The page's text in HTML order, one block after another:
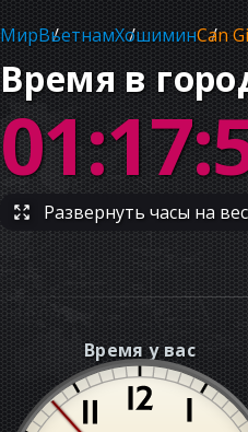
МирВьетнамХошиминCan
Время в
Развернуть часы на
Время у вас